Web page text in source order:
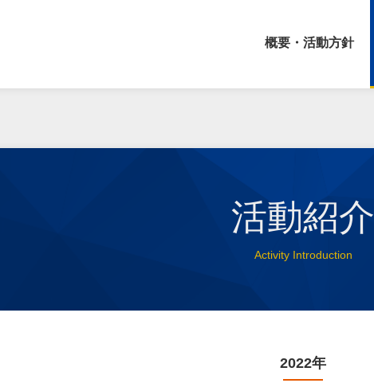
概要・活動方針
活動紹介
Activity Introduction
2022年